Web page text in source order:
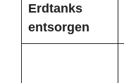
Erdtanks
entsorgen